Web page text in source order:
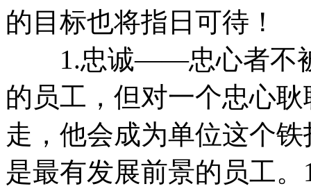
的目标也将指日可待！
1.忠诚——忠心者不被
的员工，但对一个忠心
走，他会成为单位这个
是最有发展前景的员工